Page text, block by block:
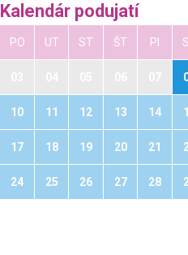
Kalendár podujatí
PO UT ST ŠT PI
10 11 12 13 14
17 18 19 20 21
24 25 26 27 28